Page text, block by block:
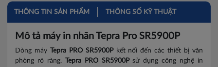
THÔNG TIN SẢN PHẨM THÔNG SỐ KỸ THUẬT
Mô tả máy in nhãn Tepra Pro SR5900P
Dòng máy Tepra PRO SR5900Pkết nối đến các thiết bị văn
phòng rõ ràng.
Tepra PRO SR5900Psử dụng công nghệ in